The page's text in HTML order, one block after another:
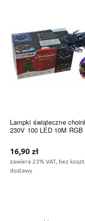
Lampki świąteczne
230V 100 LED 10M RGB
16,90 zł
zawiera 23% VAT, bez
dostawy